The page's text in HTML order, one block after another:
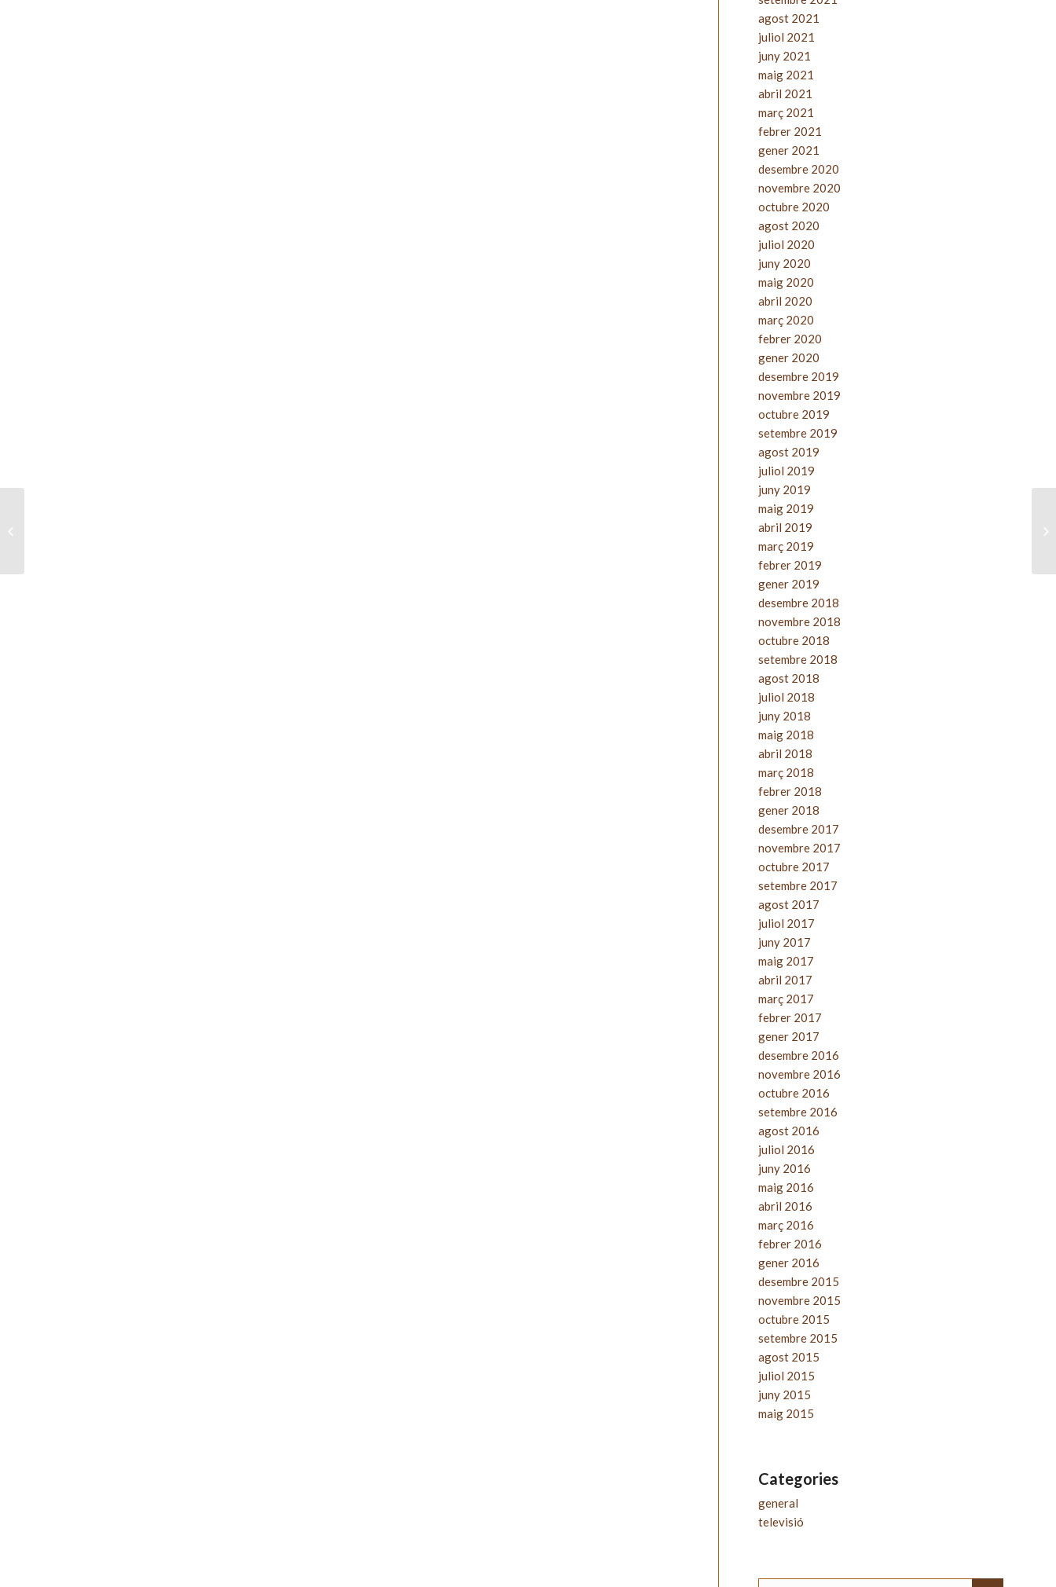
agost 2021
juliol 2021
juny 2021
maig 2021
abril 2021
març 2021
febrer 2021
gener 2021
desembre 2020
novembre 2020
octubre 2020
agost 2020
juliol 2020
juny 2020
maig 2020
abril 2020
març 2020
febrer 2020
gener 2020
desembre 2019
novembre 2019
octubre 2019
setembre 2019
agost 2019
juliol 2019
juny 2019
maig 2019
abril 2019
març 2019
febrer 2019
gener 2019
desembre 2018
novembre 2018
octubre 2018
setembre 2018
agost 2018
juliol 2018
juny 2018
maig 2018
abril 2018
març 2018
febrer 2018
gener 2018
desembre 2017
novembre 2017
octubre 2017
setembre 2017
agost 2017
juliol 2017
juny 2017
maig 2017
abril 2017
març 2017
febrer 2017
gener 2017
desembre 2016
novembre 2016
octubre 2016
setembre 2016
agost 2016
juliol 2016
juny 2016
maig 2016
abril 2016
març 2016
febrer 2016
gener 2016
desembre 2015
novembre 2015
octubre 2015
setembre 2015
agost 2015
juliol 2015
juny 2015
maig 2015
Categories
general
televisió